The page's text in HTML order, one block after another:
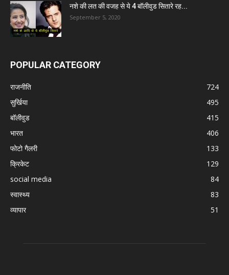
नशे की लत की वजह से ये 4 बॉलीवुड सितारे रह...
September 5, 2020
POPULAR CATEGORY
राजनीति
724
सुर्खिया
495
बॉलीवुड
415
भारत
406
फोटो गैलरी
133
क्रिकेट
129
social media
84
स्वास्थ्य
83
व्यापार
51